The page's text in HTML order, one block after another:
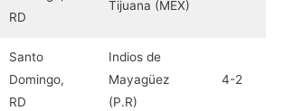
RD
Tijuana (MÉX)
Santo
Domingo,
RD
Indios de
Mayagüez
(P.R)
4-2